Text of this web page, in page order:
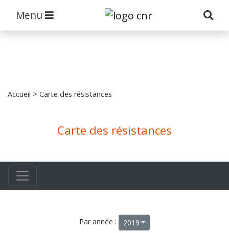
Menu
Accueil > Carte des résistances
Carte des résistances
Par année : 2019